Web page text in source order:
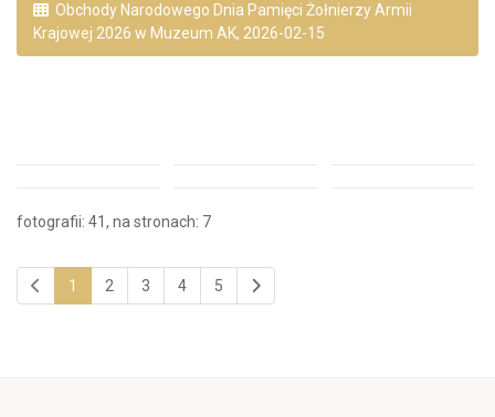
Obchody Narodowego Dnia Pamięci Żołnierzy Armii
Krajowej 2026 w Muzeum AK, 2026-02-15
fotografii: 41, na stronach: 7
1 2 3 4 5